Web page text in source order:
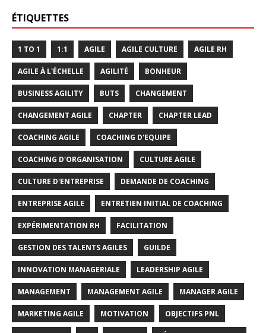
ÉTIQUETTES
1 TO 1 1:1 AGILE AGILE CULTURE AGILE RH
AGILE À L'ÉCHELLE AGILITÉ BONHEUR
BUSINESS AGILITY BUTS CHANGEMENT
CHANGEMENT AGILE CHAPTER CHAPTER LEAD
COACHING AGILE COACHING D'EQUIPE
COACHING D'ORGANISATION CULTURE AGILE
CULTURE D'ENTREPRISE DEMANDE DE COACHING
ENTREPRISE AGILE ENTRETIEN INITIAL DE COACHING
EXPÉRIMENTATION RH FACILITATION
GESTION DES TALENTS AGILES GUILDE
INNOVATION MANAGERIALE LEADERSHIP AGILE
MANAGEMENT MANAGEMENT AGILE MANAGER AGILE
MARKETING AGILE MOTIVATION OBJECTIFS PNL